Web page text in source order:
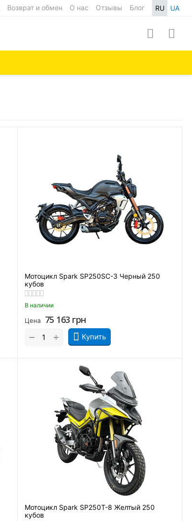
RU UA
Возврат и обмен О нас Отзывы
Блог
Мотоцикл Spark SP250SC-3 Черный 250
кубов
В наличии
Цена 75 163 грн
Купить
+
−
Мотоцикл Spark SP250T-8 Желтый 250
кубов